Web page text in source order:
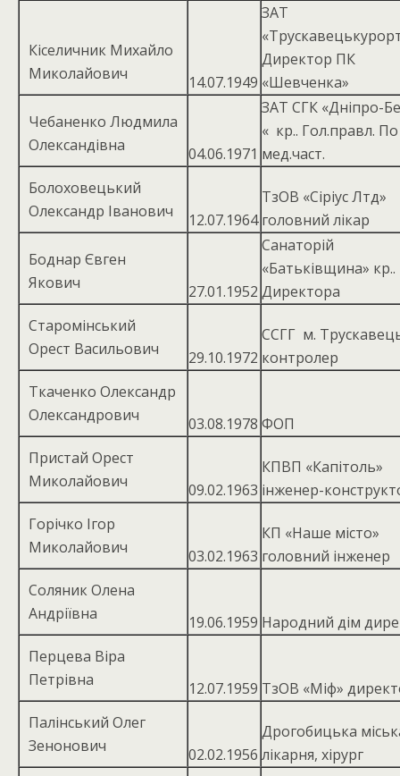
Кіселичник Михайло
Миколайович
14.07.1949
ЗАТ
Директор ПК
«Шевченка»
Чебаненко Людмила
Олександівна
04.06.1971
ЗАТ СГК «Дніпро-
« кр.. Гол.правл. По
мед.част.
Болоховецький
Олександр Іванович
12.07.1964
ТзОВ «Сіріус Лтд»
головний лікар
Боднар Євген
Якович
27.01.1952
Санаторій
«Батьківщина» кр..
Директора
Старомінський
Орест Васильович
29.10.1972
ССГГ м.
контролер
Ткаченко Олександр
Олександрович
03.08.1978 ФОП
Пристай Орест
Миколайович
09.02.1963
КПВП «Капітоль»
інженер-
Горічко Ігор
Миколайович
03.02.1963
КП «Наше місто»
головний інженер
Соляник Олена
Андріївна
19.06.1959 Народний дім
Перцева Віра
Петрівна
12.07.1959 ТзОВ «Міф»
Палінський Олег
Зенонович
02.02.1956
Дрогобицька
лікарня, хірург